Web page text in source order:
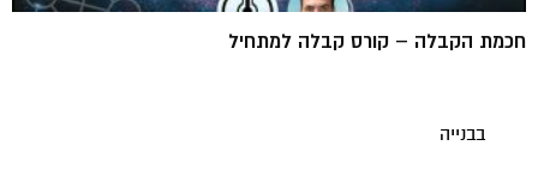
חכמת הקבלה – קורס קבלה למתחיל
בבנייה